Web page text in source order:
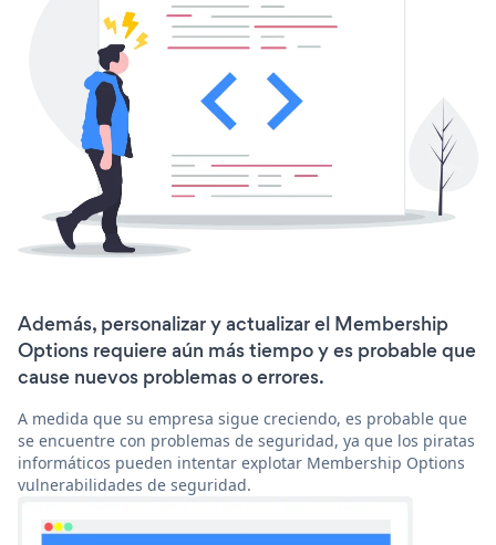
Además, personalizar y actualizar el Membership
Options requiere aún más tiempo y es probable que
cause nuevos problemas o errores.
A medida que su empresa sigue creciendo, es probable que
se encuentre con problemas de seguridad, ya que los piratas
informáticos pueden intentar explotar Membership Options
vulnerabilidades de seguridad.